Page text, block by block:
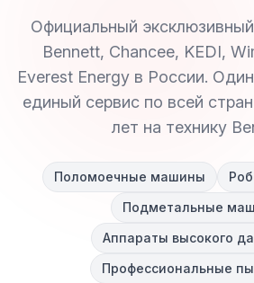
Официальный
Bennett, Chancee, KEDI,
Everest Energy в России.
единый сервис по всей
лет на технику
Поломоечные машины
Подметальные
Аппараты высокого
Профессиональные